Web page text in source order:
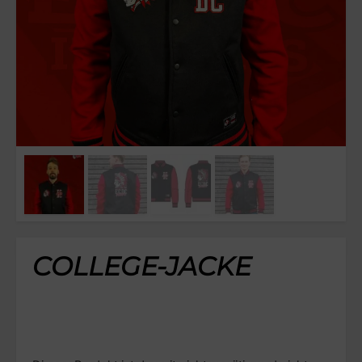
COLLEGE-JACKE